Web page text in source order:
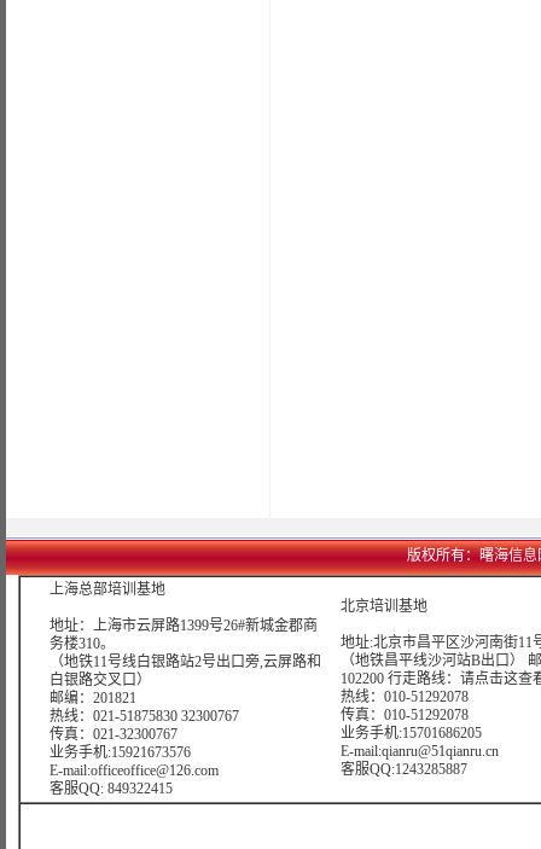
版权所有：曙海信息
上海总部培训基地
地址：上海市云屏路1399号26#新城金郡商
务楼310。
（地铁11号线白银路站2号出口旁,云屏路和
白银路交叉口）
邮编：201821
热线：021-51875830 32300767
传真：021-32300767
业务手机:15921673576
E-mail:officeoffice@126.com
客服QQ: 849322415
北京培训基地
地址:北京市昌平区沙河南街11
（地铁昌平线沙河站B出口）
102200 行走路线： 请点击这查
热线：010-51292078
传真：010-51292078
业务手机:15701686205
E-mail:qianru@51qianru.cn
客服QQ:1243285887